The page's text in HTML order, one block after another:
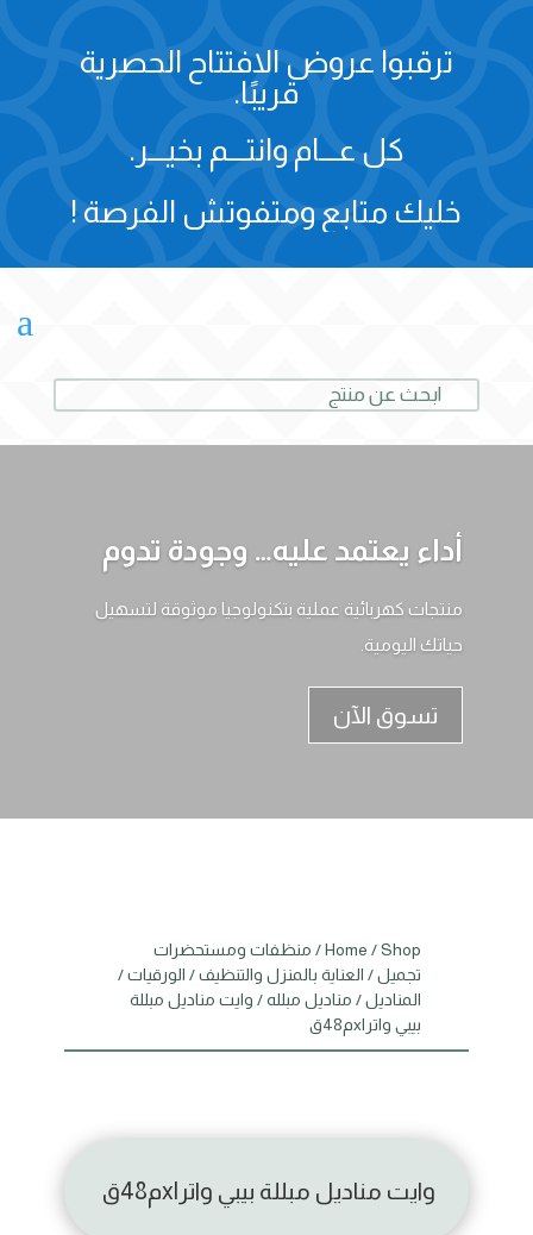
ترقبوا عروض الافتتاح الحصرية
قريبًا.
كل عـــام وانتـــم بخيـــر.
خليك متابع ومتفوتش الفرصة !
a
أداء يعتمد عليه… وجودة تدوم
منتجات كهربائية عملية بتكنولوجيا موثوقة لتسهيل
حياتك اليومية.
تسوق الآن
Home /Shop
/ منظفات ومستحضرات
تجميل/ العناية بالمنزل والتنظيف/ الورقيات/
المناديل/ مناديل مبلله/ وايت مناديل مبللة
بيبي واترxlم48ق
وايت مناديل مبللة بيبي واترxlم48ق